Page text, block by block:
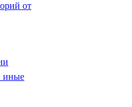
от
иные